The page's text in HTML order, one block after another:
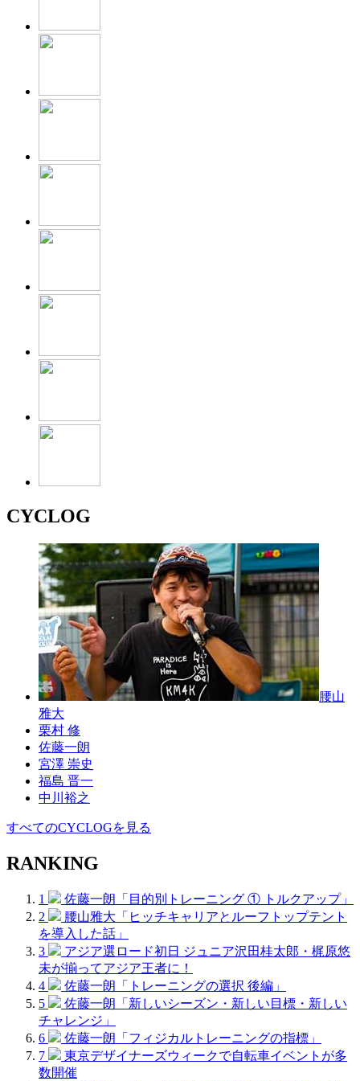
CYCLOG
腰山
雅大
栗村 修
佐藤一朗
宮澤 崇史
福島 晋一
中川裕之
すべてのCYCLOGを見る
RANKING
1
佐藤一朗「目的別トレーニング ① トルクアップ」
2
腰山雅大「ヒッチキャリアとルーフトップテント
を導入した話」
3
アジア選ロード初日 ジュニア沢田桂太郎・梶原悠
未が揃ってアジア王者に！
4
佐藤一朗「トレーニングの選択 後編」
5
佐藤一朗「新しいシーズン・新しい目標・新しい
チャレンジ」
6
佐藤一朗「フィジカルトレーニングの指標」
7
東京デザイナーズウィークで自転車イベントが多
数開催